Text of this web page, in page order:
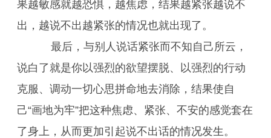
果越敏感就越恐惧，越焦虑，结果越紧张越说不
出，越说不出越紧张的情况也就出现了。
最后，与别人说话紧张而不知自己所云，
说白了就是你以强烈的欲望摆脱、以强烈的行动
克服、调动一切心思拼命地去消除，结果使自
己“画地为牢”把这种焦虑、紧张、不安的感觉套在
了身上，从而更加引起说不出话的情况发生。